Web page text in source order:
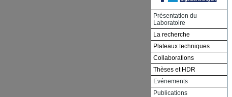
Présentation du
Laboratoire
La recherche
Plateaux techniques
Collaborations
Thèses et HDR
Evénements
Publications